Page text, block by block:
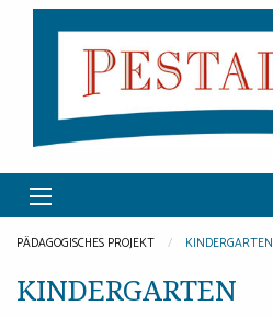
PÄDAGOGISCHES PROJEKT KINDERGARTEN
KINDERGARTEN